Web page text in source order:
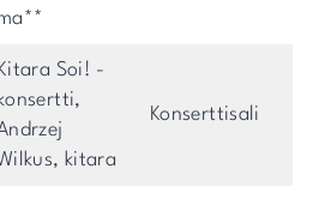
Kitara Soi! -
kitara
Konserttisali